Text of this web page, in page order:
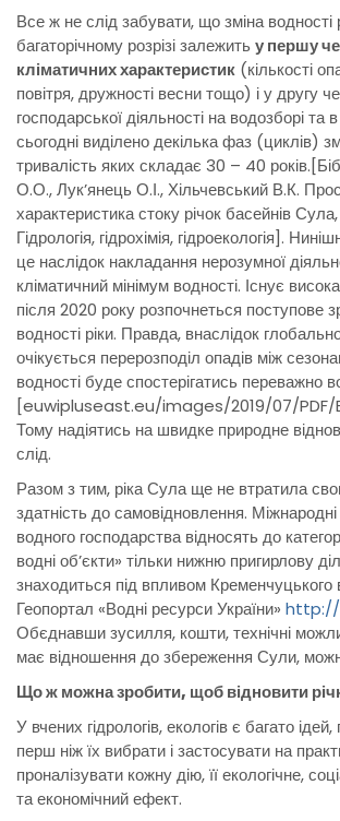
Все ж не слід забувати, що зміна водності
багаторічному розрізі залежитьу першу
кліматичних характеристик (кількості
повітря, дружності весни тощо) і у другу
господарської діяльності на водозборі та
сьогодні виділено декілька фаз (циклів)
тривалість яких складає 30 – 40
О.О., Лук’янець О.І., Хільчевський В.К.
характеристика стоку річок басейнів
Гідрологія, гідрохімія, гідроекологія].
це наслідок накладання нерозумної
кліматичний мінімум водності. Існує
після 2020 року розпочнеться поступове
водності ріки. Правда, внаслідок
очікується перерозподіл опадів між
водності буде спостерігатись переважно
[euwipluseast.eu/images/2019/07/
Тому надіятись на швидке природне
слід.
Разом з тим, ріка Сула ще не втратила
здатність до самовідновлення.
водного господарства відносять до
водні об’єкти» тільки нижню пригирлову
знаходиться під впливом
Геопортал «Водні ресурси України» http://
Обєднавши зусилля, кошти, технічні
має відношення до збереження Сули,
Що ж можна зробити, щоб відновити
У вчених гідрологів, екологів є багато
перш ніж їх вибрати і застосувати на
проналізувати кожну дію, її екологічне,
та економічний ефект.